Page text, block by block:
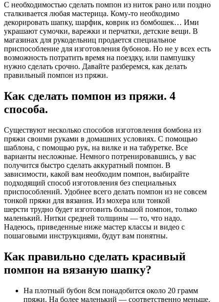
С необходимостью сделать помпон из ниток рано или поздно
сталкивается любая мастерица. Кому-то необходимо
декорировать шапку, шарфик, коврик из бомбошек… Ими
украшают сумочки, варежки и перчатки, детские вещи. В
магазинах для рукодельниц продается специальное
приспособление для изготовления бубонов. Но не у всех есть
возможность потратить время на поездку, или пампушку
нужно сделать срочно. Давайте разберемся, как делать
правильный помпон из пряжи.
Как сделать помпон из пряжи. 4
способа.
Существуют несколько способов изготовления бомбона из
пряжи своими руками в домашних условиях. С помощью
шаблона, с помощью рук, на вилке и на табуретке. Все
варианты несложные. Немного потренировавшись, у вас
получится быстро сделать аккуратный помпон. В
зависимости, какой вам необходим помпон, выбирайте
подходящий способ изготовления без специальных
приспособлений. Удобнее всего делать помпон из не совсем
тонкой пряжи для вязания. Из мохера или тонкой
шерсти трудно будет изготовить большой помпон, только
маленький. Нитки средней толщины — то, что надо.
Надеюсь, приведенные ниже мастер классы и видео с
пошаговыми инструкциями, будут вам понятны.
Как правильно сделать красивый
помпон на вязаную шапку?
На плотный бубон 8см понадобится около 20 грамм
пряжи. На более маленький — соответственно меньше.